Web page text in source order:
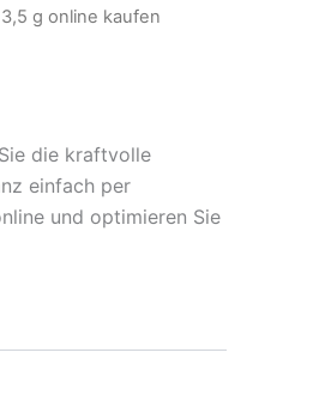
g online kaufen
die kraftvolle
einfach per
und optimieren Sie